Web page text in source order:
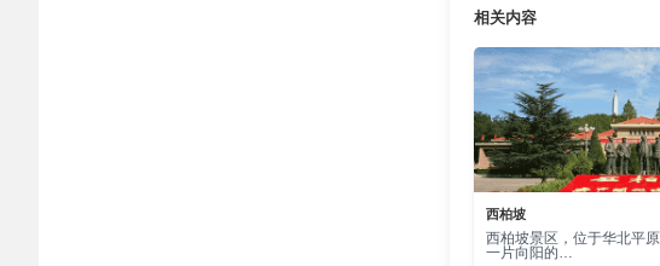
相关内容
西柏坡
西柏坡景区，位于华北平
一片向阳的…